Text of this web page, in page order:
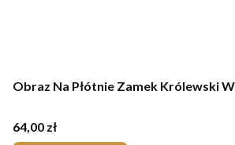
Obraz Na Płótnie Zamek Królewski
Cena
64,00 zł